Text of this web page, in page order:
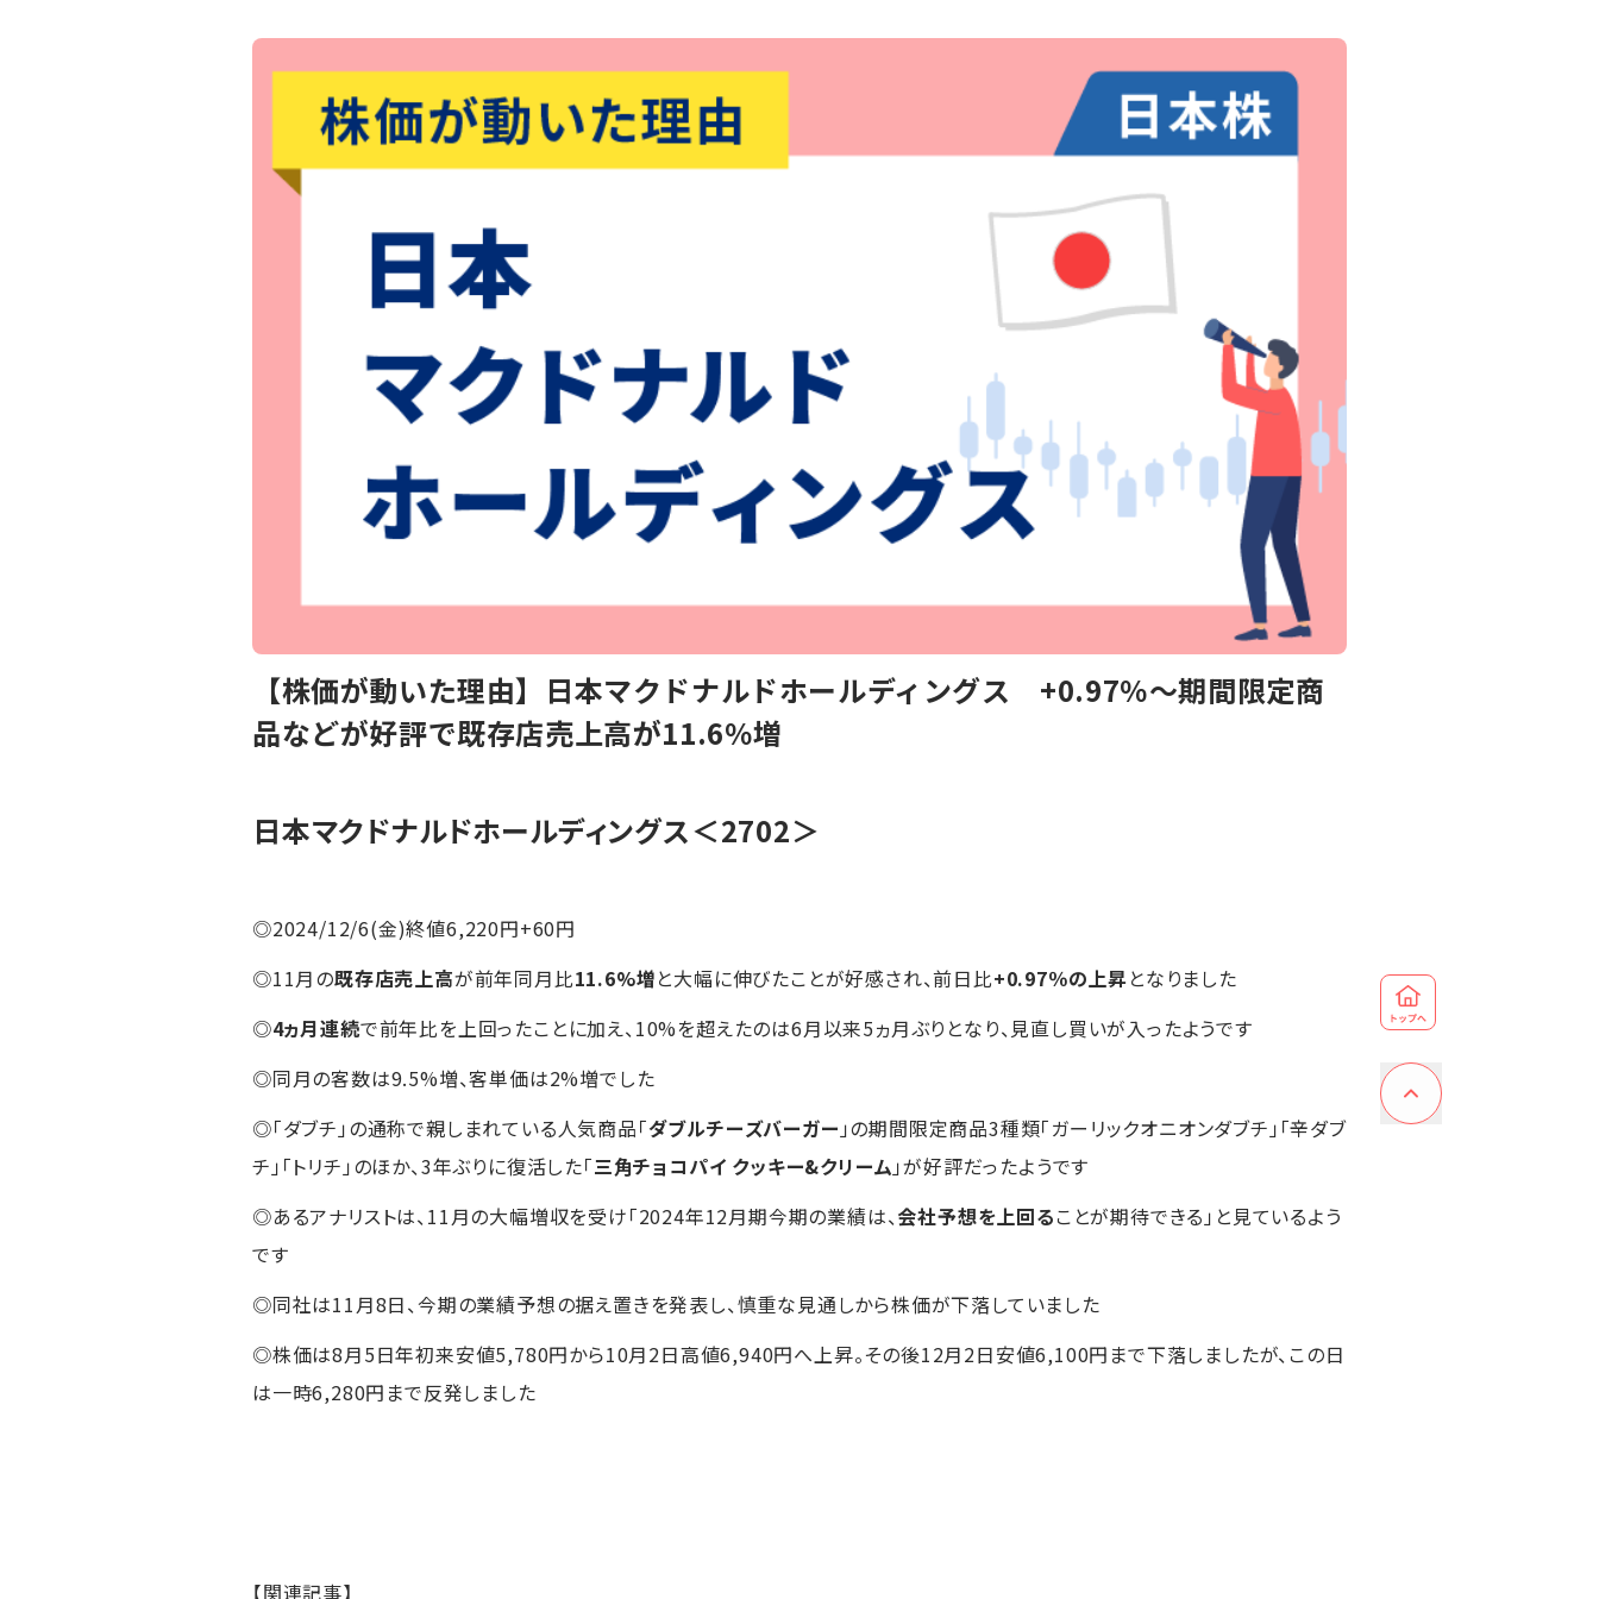
【株価が動いた理由】日本マクドナルドホールディングス +0.97％～期間限定商
品などが好評で既存店売上高が11.6％増
日本マクドナルドホールディングス＜2702＞
◎2024/12/6(金)終値6,220円+60円
◎11月の既存店売上高が前年同月比11.6%増と大幅に伸びたことが好感され、前日比+0.97％の上昇となりました
◎4ヵ月連続で前年比を上回ったことに加え、10%を超えたのは6月以来5ヵ月ぶりとなり、見直し買いが入ったようです
◎同月の客数は9.5%増、客単価は2%増でした
◎「ダブチ」の通称で親しまれている人気商品「ダブルチーズバーガー 」の期間限定商品3種類「ガーリックオニオンダブチ」「辛ダブ
チ」「トリチ」のほか、3年ぶりに復活した「三角チョコパイ クッキー&クリーム 」が好評だったようです
◎あるアナリストは、11月の大幅増収を受け「2024年12月期今期の業績は、会社予想を上回ることが期待できる」と見ているよう
です
◎同社は11月8日、今期の業績予想の据え置きを発表し、慎重な見通しから株価が下落していました
◎株価は8月5日年初来安値5,780円から10月2日高値6,940円へ上昇。その後12月2日安値6,100円まで下落しましたが、この日
は一時6,280円まで反発しました
【関連記事】